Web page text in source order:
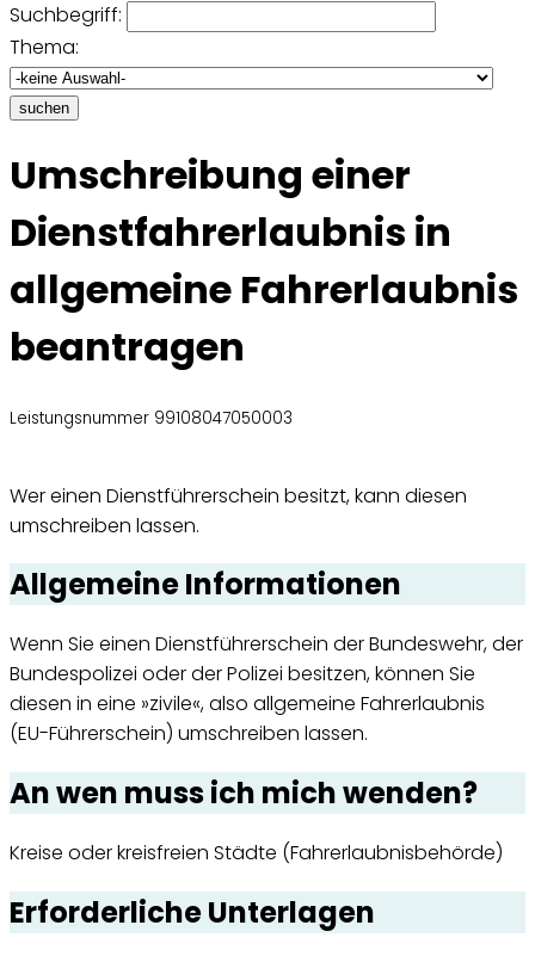
Suchbegriff:
Thema:
suchen
Umschreibung einer
Dienstfahrerlaubnis in
allgemeine Fahrerlaubnis
beantragen
Leistungsnummer 99108047050003
Wer einen Dienstführerschein besitzt, kann diesen
umschreiben lassen.
Allgemeine Informationen
Wenn Sie einen Dienstführerschein der Bundeswehr, der
Bundespolizei oder der Polizei besitzen, können Sie
diesen in eine »zivile«, also allgemeine Fahrerlaubnis
(EU-Führerschein) umschreiben lassen.
An wen muss ich mich wenden?
Kreise oder kreisfreien Städte (Fahrerlaubnisbehörde)
Erforderliche Unterlagen